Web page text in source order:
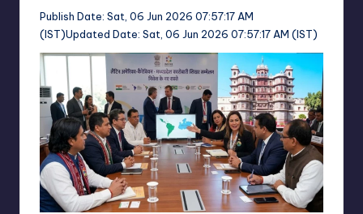
Publish Date: Sat, 06 Jun 2026 07:57:17 AM
(IST)Updated Date: Sat, 06 Jun 2026 07:57:17 AM (IST)